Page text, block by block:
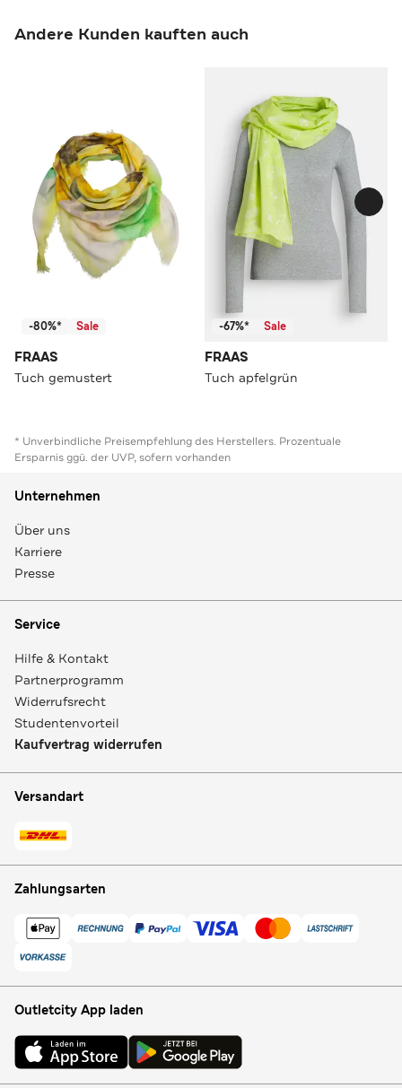
Andere Kunden kauften auch
-80%* Sale
FRAAS
Tuch gemustert
-67%* Sale
FRAAS
Tuch apfelgrün
* Unverbindliche Preisempfehlung des Herstellers. Prozentuale
Ersparnis ggü. der UVP, sofern vorhanden
Unternehmen
Über uns
Karriere
Presse
Service
Hilfe & Kontakt
Partnerprogramm
Widerrufsrecht
Studentenvorteil
Kaufvertrag widerrufen
Versandart
Zahlungsarten
Outletcity App laden